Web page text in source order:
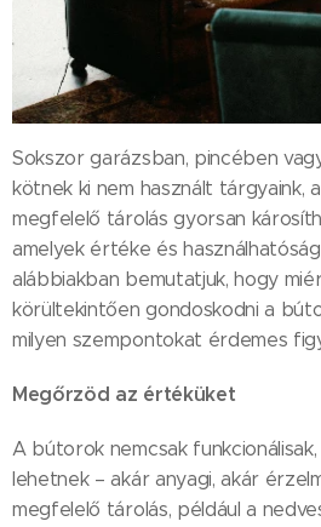
Sokszor garázsban, pincében
kötnek ki nem használt tárgyaink,
megfelelő tárolás gyorsan
amelyek értéke és
alábbiakban bemutatjuk, hogy
körültekintően gondoskodni a
milyen szempontokat érdemes
Megőrzöd az értéküket
A bútorok nemcsak
lehetnek – akár anyagi, akár
megfelelő tárolás, például a